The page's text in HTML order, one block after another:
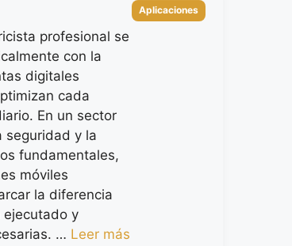
profesional se
con la
digitales
cada
En un sector
seguridad y la
fundamentales,
móviles
la diferencia
y
… Leer más
Categorías
Aplicaciones